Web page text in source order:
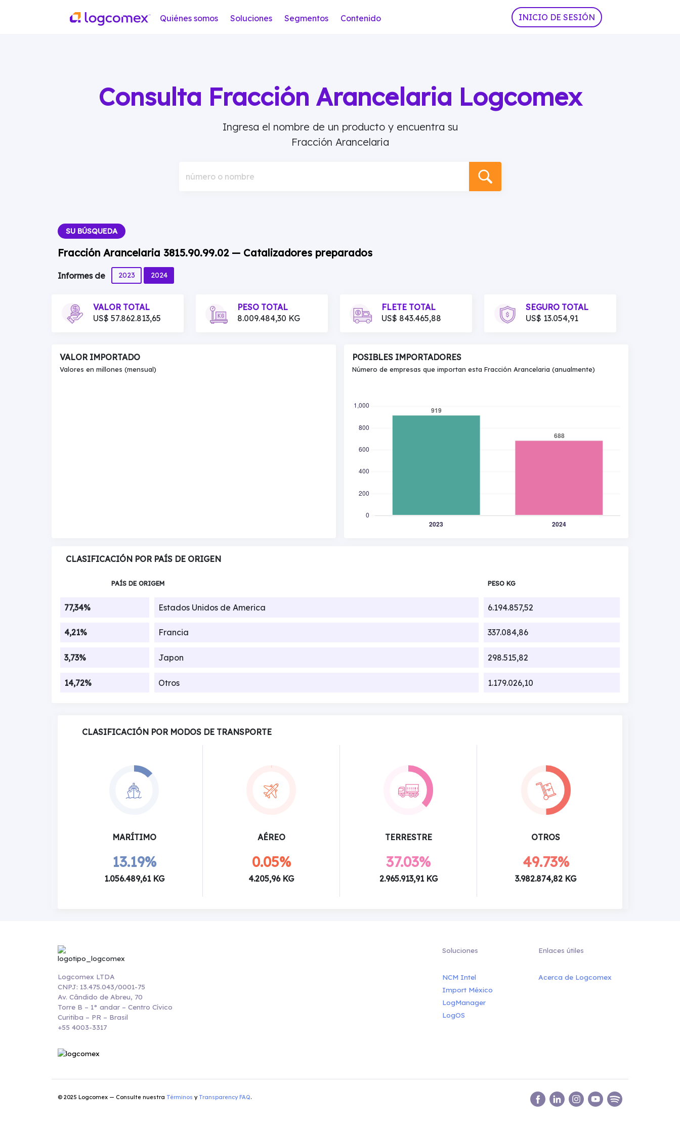
Quiénes somos Soluciones Segmentos Contenido INICIO DE SESIÓN
Consulta Fracción Arancelaria Logcomex
Ingresa el nombre de un producto y encuentra su
Fracción Arancelaria
número o nombre
SU BÚSQUEDA
Fracción Arancelaria 3815.90.99.02 — Catalizadores preparados
Informes de 2023 2024
VALOR TOTAL
US$ 57.862.813,65
PESO TOTAL
8.009.484,30 KG
FLETE TOTAL
US$ 843.465,88
SEGURO TOTAL
US$ 13.054,91
VALOR IMPORTADO
Valores en millones (mensual)
POSIBLES IMPORTADORES
Número de empresas que importan esta Fracción Arancelaria (anualmente)
CLASIFICACIÓN POR PAÍS DE ORIGEN
PAÍS DE ORIGEM PESO KG
77,34% Estados Unidos de America 6.194.857,52
4,21% Francia 337.084,86
3,73% Japon 298.515,82
14,72% Otros 1.179.026,10
CLASIFICACIÓN POR MODOS DE TRANSPORTE
MARÍTIMO
13.19%
1.056.489,61 KG
AÉREO
0.05%
4.205,96 KG
TERRESTRE
37.03%
2.965.913,91 KG
OTROS
49.73%
3.982.874,82 KG
Logcomex LTDA
CNPJ: 13.475.043/0001-75
Av. Cândido de Abreu, 70
Torre B – 1° andar – Centro Cívico
Curitiba – PR – Brasil
+55 4003-3317
Soluciones
NCM Intel
Import México
LogManager
LogOS
Enlaces útiles
Acerca de Logcomex
© 2025 Logcomex — Consulte nuestra Términos y Transparency FAQ.